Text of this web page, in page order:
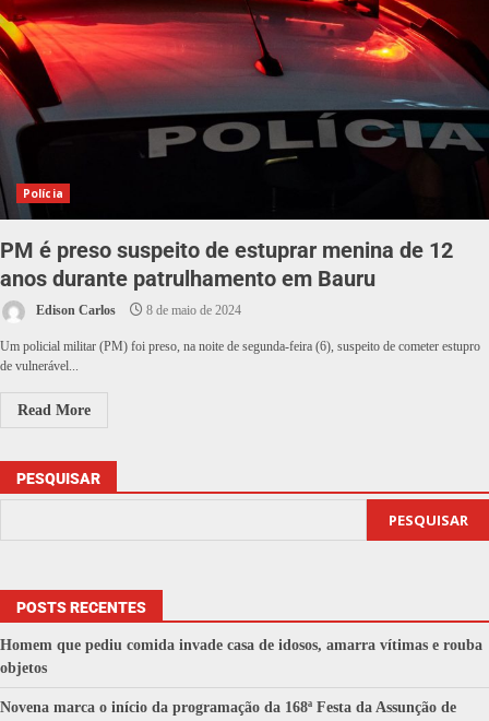
Polícia
PM é preso suspeito de estuprar menina de 12
anos durante patrulhamento em Bauru
Edison Carlos 8 de maio de 2024
Um policial militar (PM) foi preso, na noite de segunda-feira (6), suspeito de cometer estupro
de vulnerável...
Read More
PESQUISAR
PESQUISAR
POSTS RECENTES
Homem que pediu comida invade casa de idosos, amarra vítimas e rouba
objetos
Novena marca o início da programação da 168ª Festa da Assunção de